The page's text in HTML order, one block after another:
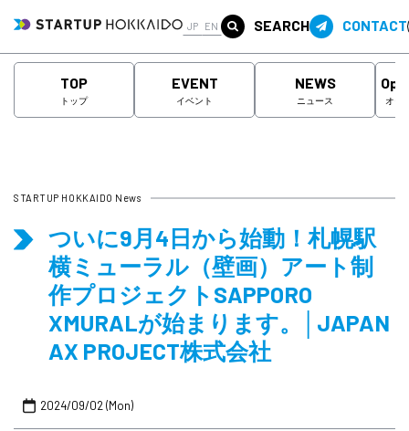
JP EN SEARCH CONTACT
TOP
トップ
EVENT
イベント
NEWS
ニュース オー
STARTUP HOKKAIDO News
ついに9月4日から始動！札幌駅
横ミューラル（壁画）アート制
作プロジェクトSAPPORO
XMURALが始まります。│JAPAN
AX PROJECT株式会社
2024/09/02 (Mon)